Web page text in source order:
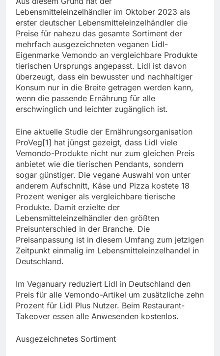
Lebensmitteleinzelhändler im Oktober 2023 als
erster deutscher Lebensmitteleinzelhändler die
Preise für nahezu das gesamte Sortiment der
mehrfach ausgezeichneten veganen Lidl-
Eigenmarke Vemondo an vergleichbare Produkte
tierischen Ursprungs angepasst. Lidl ist davon
überzeugt, dass ein bewusster und nachhaltiger
Konsum nur in die Breite getragen werden kann,
wenn die passende Ernährung für alle
erschwinglich und leichter zugänglich ist.
Eine aktuelle Studie der Ernährungsorganisation
ProVeg[1] hat jüngst gezeigt, dass Lidl viele
Vemondo-Produkte nicht nur zum gleichen Preis
anbietet wie die tierischen Pendants, sondern
sogar günstiger. Die vegane Auswahl von unter
anderem Aufschnitt, Käse und Pizza kostete 18
Prozent weniger als vergleichbare tierische
Produkte. Damit erzielte der
Lebensmitteleinzelhändler den größten
Preisunterschied in der Branche. Die
Preisanpassung ist in diesem Umfang zum jetzigen
Zeitpunkt einmalig im Lebensmitteleinzelhandel in
Deutschland.
Im Veganuary reduziert Lidl in Deutschland den
Preis für alle Vemondo-Artikel um zusätzliche zehn
Prozent für Lidl Plus Nutzer. Beim Restaurant-
Takeover essen alle Anwesenden kostenlos.
Ausgezeichnetes Sortiment